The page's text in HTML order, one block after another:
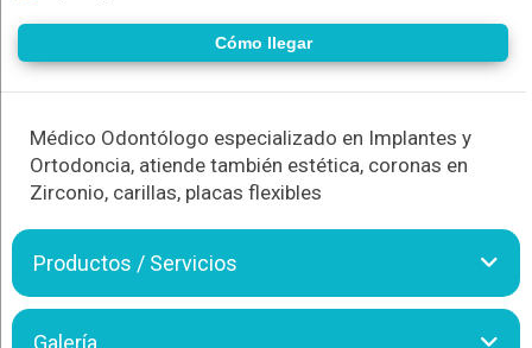
Cómo llegar
Médico Odontólogo especializado en Implantes y
Ortodoncia, atiende también estética, coronas en
Zirconio, carillas, placas flexibles
Productos / Servicios
El Dr. Cristhian Cueto Badani, está especializado en implantes
Galería